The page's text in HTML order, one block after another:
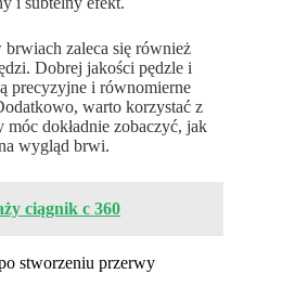
zaleca się również
Dobrej jakości pędzle i
precyzyjne i równomierne
warto korzystać z
dokładnie zobaczyć, jak
wygląd brwi.
ciągnik c 360
stworzeniu przerwy